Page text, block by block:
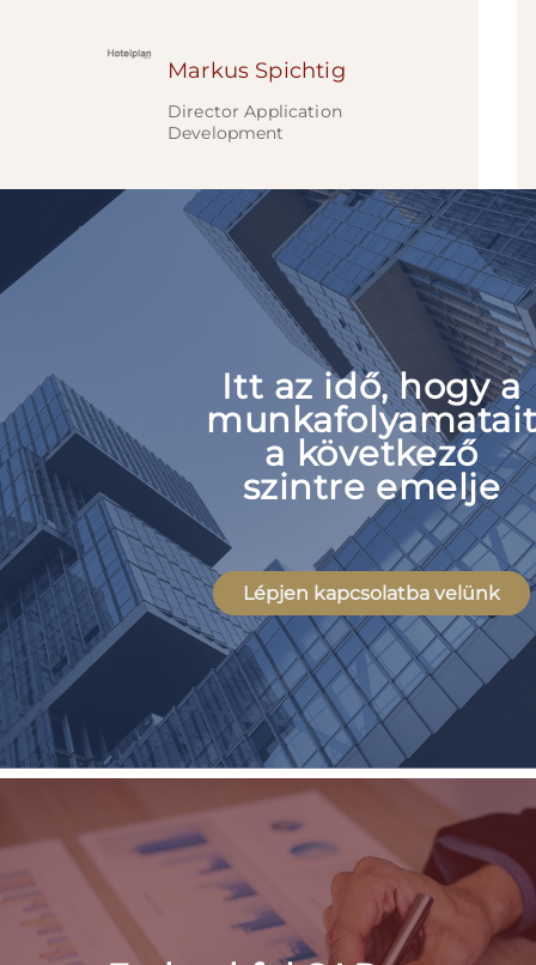
Markus Spichtig
Director Application
Development
Itt az idő, hogy a
a következő
szintre emelje
Lépjen kapcsolatba velünk